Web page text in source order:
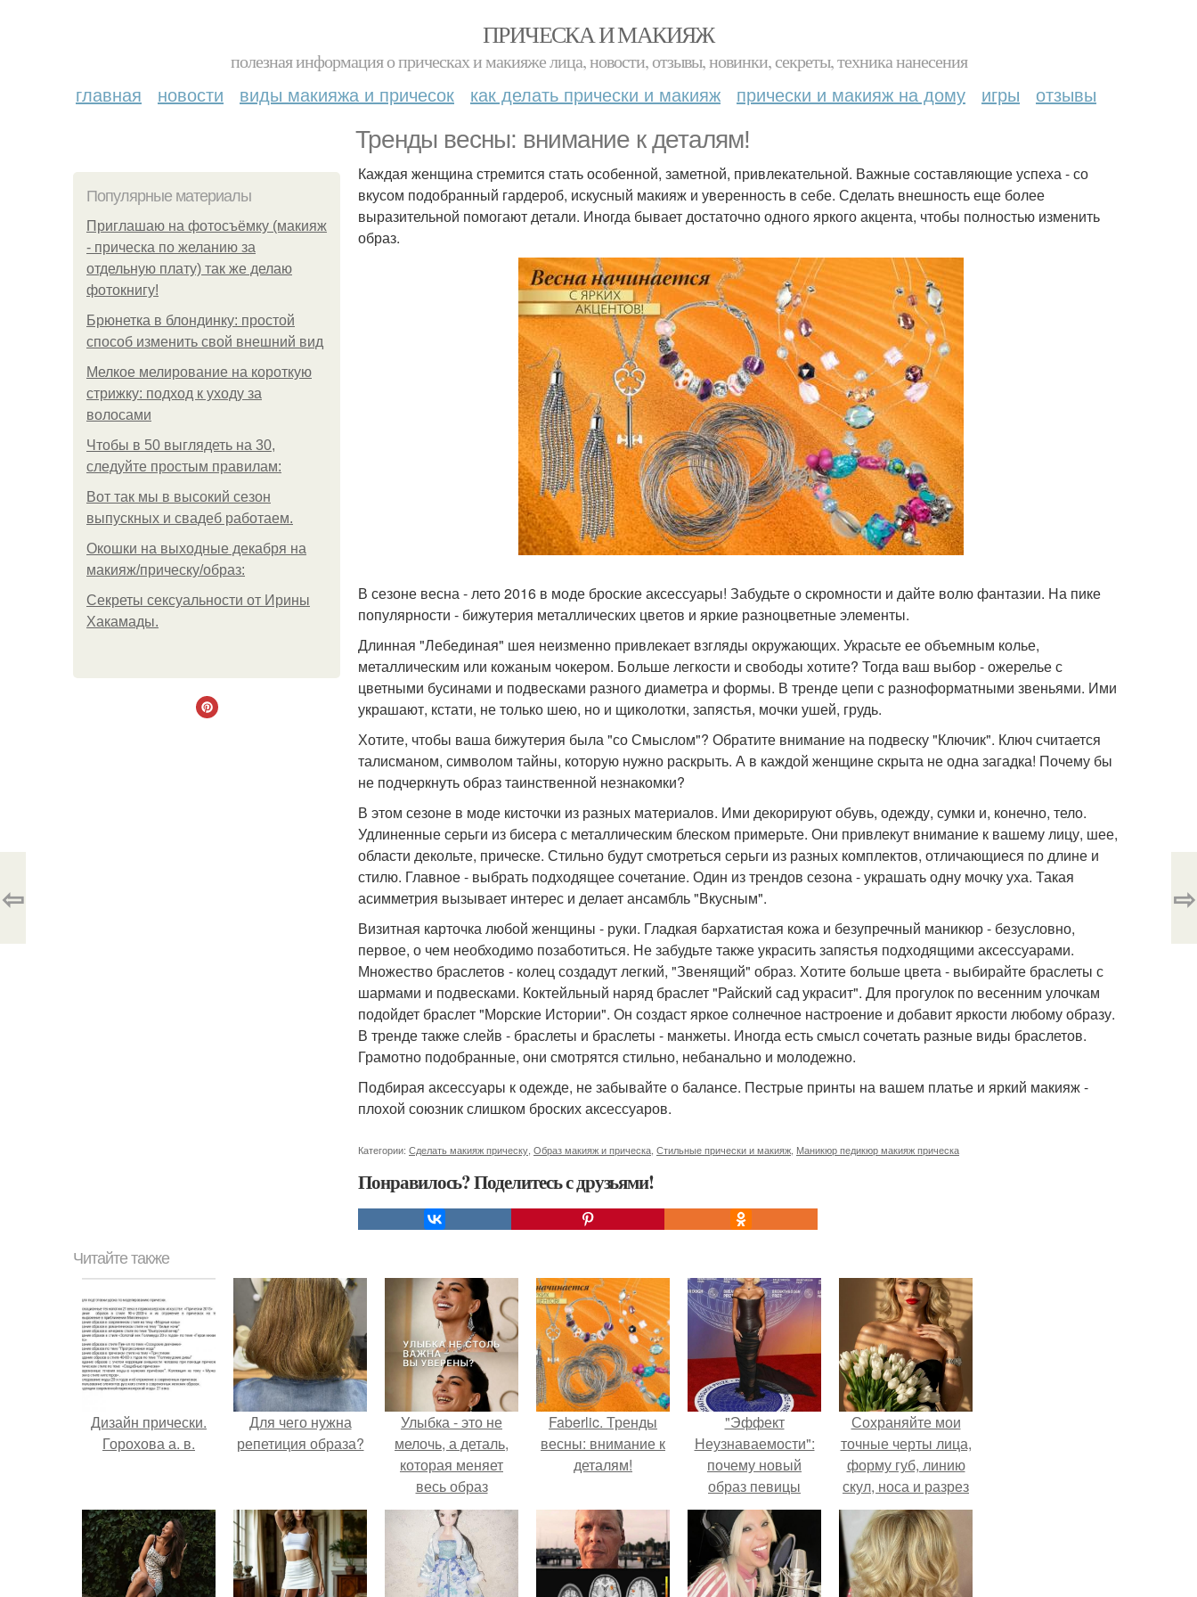
ПРИЧЕСКА И МАКИЯЖ
полезная информация о прическах и макияже лица, новости, отзывы, новинки, секреты, техника нанесения
главная новости виды макияжа и причесок как делать прически и макияж прически и макияж на дому игры отзывы
Тренды весны: внимание к деталям!
Популярные материалы
Приглашаю на фотосъёмку (макияж
- прическа по желанию за
отдельную плату) так же делаю
фотокнигу!
Брюнетка в блондинку: простой
способ изменить свой внешний вид
Мелкое мелирование на короткую
стрижку: подход к уходу за
волосами
Чтобы в 50 выглядеть на 30,
следуйте простым правилам:
Вот так мы в высокий сезон
выпускных и свадеб работаем.
Окошки на выходные декабря на
макияж/прическу/образ:
Секреты сексуальности от Ирины
Хакамады.
Каждая женщина стремится стать особенной, заметной, привлекательной. Важные составляющие успеха - со
вкусом подобранный гардероб, искусный макияж и уверенность в себе. Сделать внешность еще более
выразительной помогают детали. Иногда бывает достаточно одного яркого акцента, чтобы полностью изменить
образ.
В сезоне весна - лето 2016 в моде броские аксессуары! Забудьте о скромности и дайте волю фантазии. На пике
популярности - бижутерия металлических цветов и яркие разноцветные элементы.
Длинная "Лебединая" шея неизменно привлекает взгляды окружающих. Украсьте ее объемным колье,
металлическим или кожаным чокером. Больше легкости и свободы хотите? Тогда ваш выбор - ожерелье с
цветными бусинами и подвесками разного диаметра и формы. В тренде цепи с разноформатными звеньями. Ими
украшают, кстати, не только шею, но и щиколотки, запястья, мочки ушей, грудь.
Хотите, чтобы ваша бижутерия была "со Смыслом"? Обратите внимание на подвеску "Ключик". Ключ считается
талисманом, символом тайны, которую нужно раскрыть. А в каждой женщине скрыта не одна загадка! Почему бы
не подчеркнуть образ таинственной незнакомки?
В этом сезоне в моде кисточки из разных материалов. Ими декорируют обувь, одежду, сумки и, конечно, тело.
Удлиненные серьги из бисера с металлическим блеском примерьте. Они привлекут внимание к вашему лицу, шее,
области декольте, прическе. Стильно будут смотреться серьги из разных комплектов, отличающиеся по длине и
стилю. Главное - выбрать подходящее сочетание. Один из трендов сезона - украшать одну мочку уха. Такая
асимметрия вызывает интерес и делает ансамбль "Вкусным".
Визитная карточка любой женщины - руки. Гладкая бархатистая кожа и безупречный маникюр - безусловно,
первое, о чем необходимо позаботиться. Не забудьте также украсить запястья подходящими аксессуарами.
Множество браслетов - колец создадут легкий, "Звенящий" образ. Хотите больше цвета - выбирайте браслеты с
шармами и подвесками. Коктейльный наряд браслет "Райский сад украсит". Для прогулок по весенним улочкам
подойдет браслет "Морские Истории". Он создаст яркое солнечное настроение и добавит яркости любому образу.
В тренде также слейв - браслеты и браслеты - манжеты. Иногда есть смысл сочетать разные виды браслетов.
Грамотно подобранные, они смотрятся стильно, небанально и молодежно.
Подбирая аксессуары к одежде, не забывайте о балансе. Пестрые принты на вашем платье и яркий макияж -
плохой союзник слишком броских аксессуаров.
Категории: Сделать макияж прическу Образ макияж и прическа Стильные прически и макияж Маникюр педикюр макияж прическа
Понравилось? Поделитесь с друзьями!
⇦ ⇨
Читайте также
Дизайн прически.
Горохова а. в.
Для чего нужна
репетиция образа?
Улыбка - это не
мелочь, а деталь,
которая меняет
весь образ
человека.
Faberlic. Тренды
весны: внимание к
деталям!
"Эффект
Неузнаваемости":
почему новый
образ певицы
вызвал споры о
гранях
возможного?
Сохраняйте мои
точные черты лица,
форму губ, линию
скул, носа и разрез
глаз.